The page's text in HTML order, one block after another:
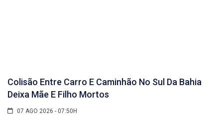
Colisão Entre Carro E Caminhão No Sul Da Bahia
Deixa Mãe E Filho Mortos
07 AGO 2026 - 07:50H